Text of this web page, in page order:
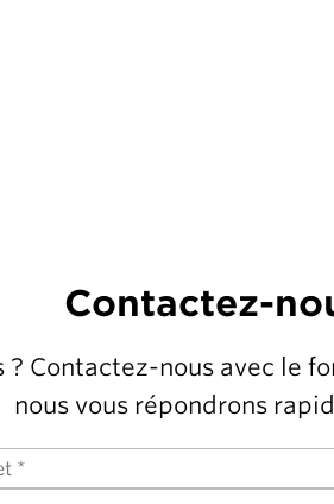
Contactez-
? Contactez-nous avec le
nous vous répondrons